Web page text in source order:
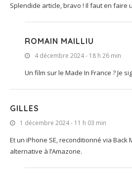
Splendide article, bravo ! Il faut en faire
ROMAIN MAILLIU
4 décembre 2024 - 18 h 26 min
Un film sur le Made In France ? Je
GILLES
1 décembre 2024 - 11 h 03 min
Et un iPhone SE, reconditionné via Back
alternative à l’Amazone.